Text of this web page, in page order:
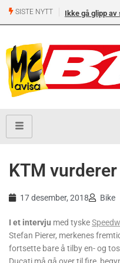
SISTE NYTT Ikke gå glipp
KTM
17 desember, 2018 Bike
I et intervju med tyske
Stefan Pierer, merkenes
fortsette bare å tilby en- og
Ducati må gå over til fire,